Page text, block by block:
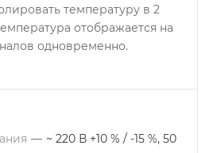
температуру в 2
отображается на
одновременно.
— ~ 220 В +10 % / -15 %, 50